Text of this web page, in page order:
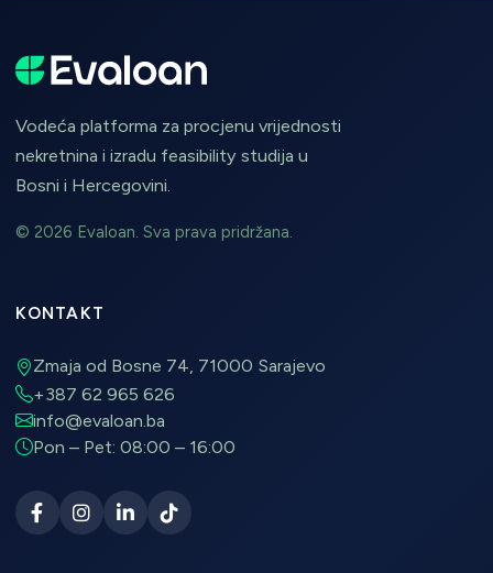
Vodeća platforma za procjenu vrijednosti
nekretnina i izradu feasibility studija u
Bosni i Hercegovini.
© 2026 Evaloan. Sva prava pridržana.
KONTAKT
Zmaja od Bosne 74, 71000 Sarajevo
+387 62 965 626
info@evaloan.ba
Pon – Pet: 08:00 – 16:00